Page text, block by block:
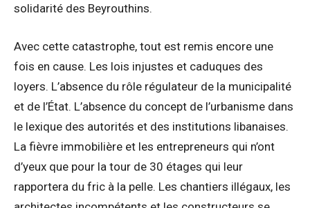
solidarité des Beyrouthins.
Avec cette catastrophe, tout est remis encore une
fois en cause. Les lois injustes et caduques des
loyers. L’absence du rôle régulateur de la municipalité
et de l’État. L’absence du concept de l’urbanisme dans
le lexique des autorités et des institutions libanaises.
La fièvre immobilière et les entrepreneurs qui n’ont
d’yeux que pour la tour de 30 étages qui leur
rapportera du fric à la pelle. Les chantiers illégaux, les